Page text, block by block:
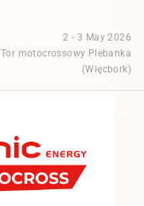
2 - 3 May 2026
Tor motocrossowy Plebanka
(Więcbork)